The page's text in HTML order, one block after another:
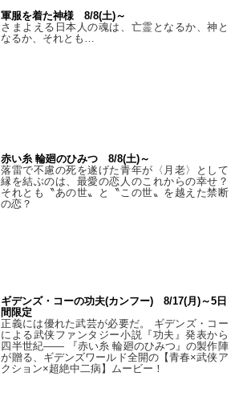
軍服を着た神様 8/8(土)～
さまよえる日本人の魂は、亡霊となるか、神と
なるか、それとも…
赤い糸 輪廻のひみつ 8/8(土)～
落雷で不慮の死を遂げた青年が〈月老〉として
縁を結ぶのは、最愛の恋人のこれからの幸せ？
それとも〝あの世〟と〝この世〟を越えた禁断
の恋？
ギデンズ・コーの功夫(カンフー) 8/17(月)～5日
間限定
正義には優れた武芸が必要だ。 ギデンズ・コー
による武侠ファンタジー小説『功夫』発表から
四半世紀―― 『赤い糸 輪廻のひみつ』の製作陣
が贈る、ギデンズワールド全開の【青春×武侠ア
クション×超絶中二病】ムービー！